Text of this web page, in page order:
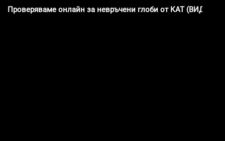
Проверяваме онлайн за невръчени глоби от КАТ (ВИДЕО)